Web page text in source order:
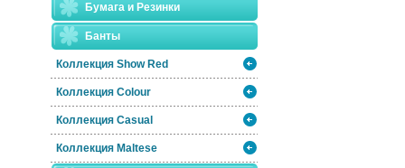
Бумага и Резинки
Банты
Коллекция Show Red
Коллекция Colour
Коллекция Casual
Коллекция Maltese